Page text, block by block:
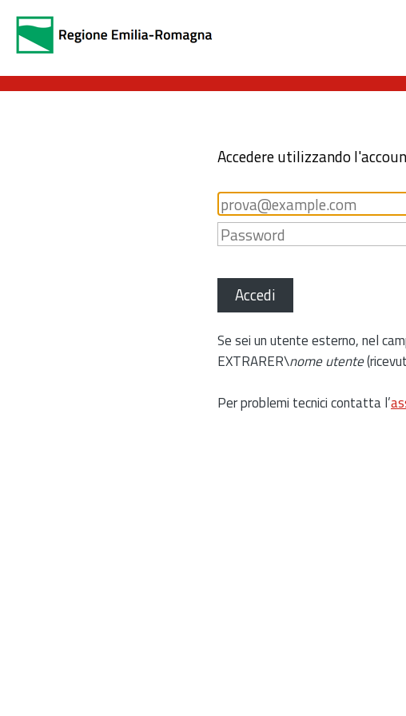
Accedere utilizzando
Accedi
Se sei un utente esterno, nel
EXTRARER\nome utente
Per problemi tecnici contatta l’